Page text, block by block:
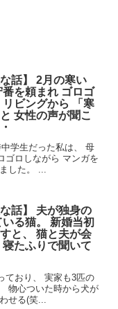
話】 2月の寒い
番を頼まれ ゴロゴ
リビングから 「寒
女性の声が聞こ
学生だった私は、 母
ゴロしながら マンガを
した。 ...
な話】 夫が独身の
る猫。 新婚当初
と、 猫と夫が会
たふりで聞いて
ており、 実家も3匹の
物心ついた時から犬が
せる(笑...